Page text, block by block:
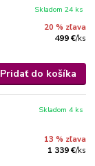
20 % zľava
499 €/ks
Skladom 24 ks
Pridať do košíka
13 % zľava
1 339 €/ks
Skladom 4 ks